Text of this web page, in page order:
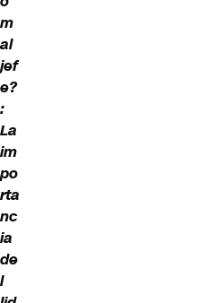
m
al
jef
e?
:
La
im
po
rta
nc
ia
de
l